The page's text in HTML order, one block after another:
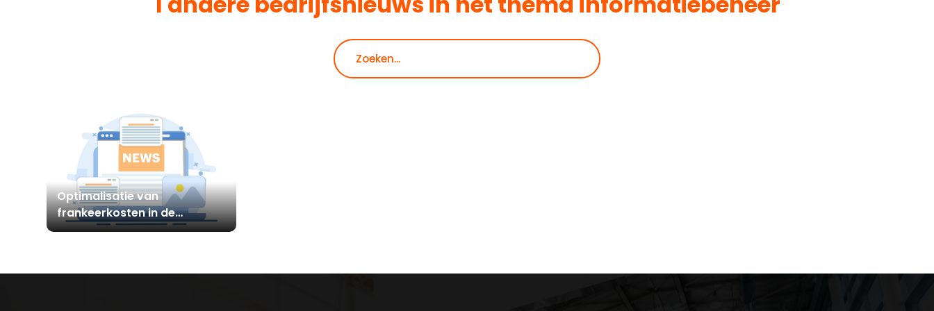
Optimalisatie van
frankeerkosten in de
organisatie